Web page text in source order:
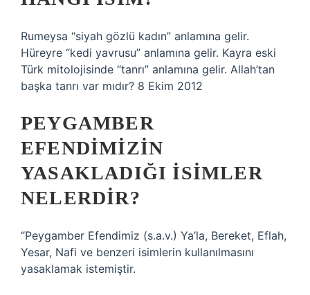
Rumeysa “siyah gözlü kadın” anlamına gelir.
Hüreyre “kedi yavrusu” anlamına gelir. Kayra eski
Türk mitolojisinde “tanrı” anlamına gelir. Allah’tan
başka tanrı var mıdır? 8 Ekim 2012
PEYGAMBER
EFENDIMIZIN
YASAKLADIĞI ISIMLER
NELERDIR?
“Peygamber Efendimiz (s.a.v.) Ya’la, Bereket, Eflah,
Yesar, Nafi ve benzeri isimlerin kullanılmasını
yasaklamak istemiştir.